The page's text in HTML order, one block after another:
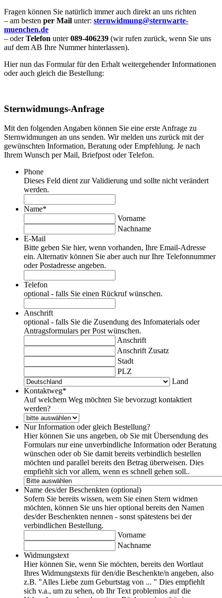
Fragen können Sie natürlich immer auch direkt an uns richten
– am besten per Mail unter: sternwidmung@sternwarte-
muenchen.de
– oderTelefon unter089-406239 (wir rufen zurück, wenn Sie uns
auf dem AB Ihre Nummer hinterlassen).
Hier nun das Formular für den Erhalt weitergehender Informationen
oder auch gleich die Bestellung:
Sternwidmungs-Anfrage
Mit den folgenden Angaben können Sie eine erste Anfrage zu
Sternwidmungen an uns senden. Wir melden uns zurück mit der
gewünschten Information, Beratung oder Empfehlung. Je nach
Ihrem Wunsch per Mail, Briefpost oder Telefon.
Phone
Dieses Feld dient zur Validierung und sollte nicht verändert
werden.
Name*
Vorname
Nachname
E-Mail
Bitte geben Sie hier, wenn vorhanden, Ihre Email-Adresse
ein. Alternativ können Sie aber auch nur Ihre Telefonnummer
oder Postadresse angeben.
Telefon
optional - falls Sie einen Rückruf wünschen.
Anschrift
optional - falls Sie die Zusendung des Infomaterials oder
Antragsformulars per Post wünschen.
Anschrift
Anschrift Zusatz
Stadt
PLZ
Land
Kontaktweg*
Auf welchem Weg möchten Sie bevorzugt kontaktiert
werden?
Nur Information oder gleich Bestellung?
Hier können Sie uns angeben, ob Sie mit Übersendung des
Formulars nur eine unverbindliche Information oder Beratung
wünschen oder ob Sie damit bereits verbindlich bestellen
möchten und parallel bereits den Betrag überweisen. Dies
empfiehlt sich vor allem, wenn es schnell gehen soll..
Name des/der Beschenkten (optional)
Sofern Sie bereits wissen, wem Sie einen Stern widmen
möchten, können Sie uns hier optional bereits den Namen
des/der Beschenkten nennen - sonst spätestens bei der
verbindlichen Bestellung.
Vorname
Nachname
Widmungstext
Hier können Sie, wenn Sie möchten, bereits den Wortlaut
Ihres Widmungstexts für den/die Beschenkte/n angeben, also
z.B. "Alles Liebe zum Geburtstag von ... " Dies empfiehlt
sich v.a., um zu sehen, ob Ihr Text problemlos auf die